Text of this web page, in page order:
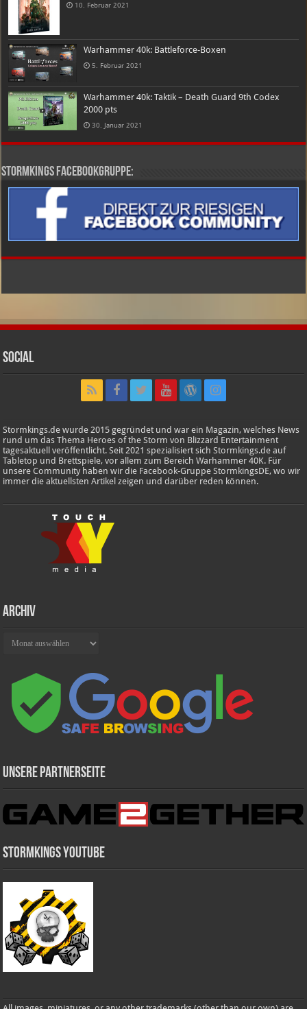
10. Februar 2021
Warhammer 40k: Battleforce-Boxen
5. Februar 2021
Warhammer 40k: Taktik – Death Guard 9th Codex
2000 pts
30. Januar 2021
Stormkings Facebookgruppe:
Social
Stormkings.de wurde 2015 gegründet und war ein Magazin, welches News
rund um das Thema Heroes of the Storm von Blizzard Entertainment
tagesaktuell veröffentlicht. Seit 2021 spezialisiert sich Stormkings.de auf
Tabletop und Brettspiele, vor allem zum Bereich Warhammer 40K. Für
unsere Community haben wir die Facebook-Gruppe StormkingsDE, wo wir
immer die aktuellsten Artikel zeigen und darüber reden können.
Archiv
Unsere Partnerseite
Stormkings Youtube